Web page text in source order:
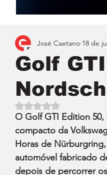
Golf
José Caetano 18 de
Avaliado com NaN de
O Golf GTI Edition
compacto da
Horas de
automóvel fabricado
depois de percorrer